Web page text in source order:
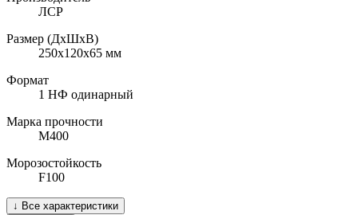
ЛСР
Размер (ДхШхВ)
250х120х65 мм
Формат
1 НФ одинарный
Марка прочности
M400
Морозостойкость
F100
↓ Все характеристики